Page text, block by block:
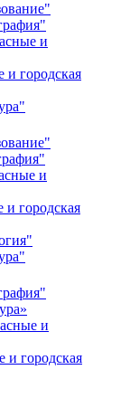
и
и городская
и
и городская
и
и городская